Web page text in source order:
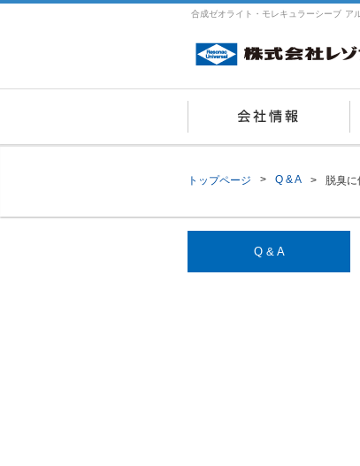
合成ゼオライト・モレキュラーシーブ ア
トップページ Q & A 脱臭
Q & A